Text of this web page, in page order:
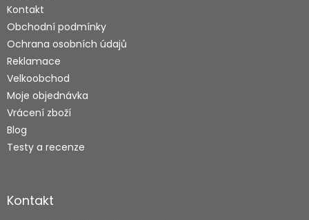
Kontakt
Obchodní podmínky
Ochrana osobních údajů
Reklamace
Velkoobchod
Moje objednávka
Vrácení zboží
Blog
Testy a recenze
Kontakt